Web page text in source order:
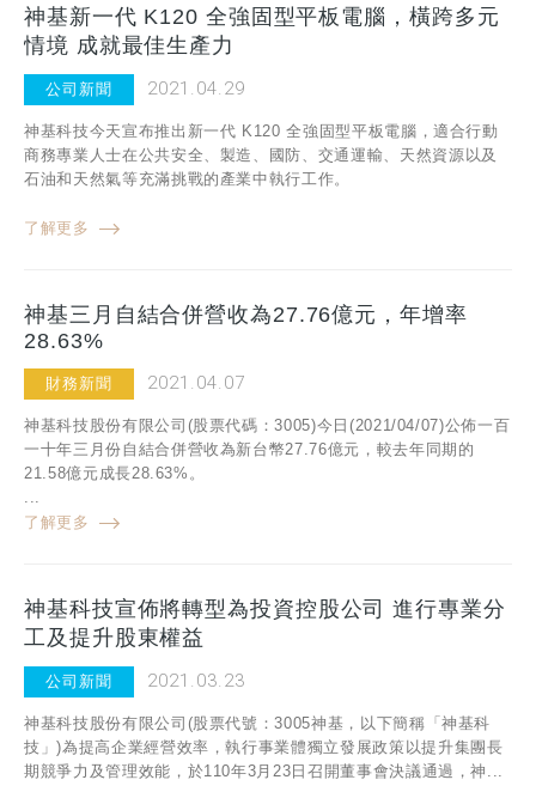
神基新一代 K120 全強固型平板電腦，橫跨多元
情境 成就最佳生產力
公司新聞 2021.04.29
神基科技今天宣布推出新一代 K120 全強固型平板電腦，適合行動
商務專業人士在公共安全、製造、國防、交通運輸、天然資源以及
石油和天然氣等充滿挑戰的產業中執行工作。
了解更多
神基三月自結合併營收為27.76億元，年增率
28.63%
財務新聞 2021.04.07
神基科技股份有限公司(股票代碼：3005)今日(2021/04/07)公佈一百
一十年三月份自結合併營收為新台幣27.76億元，較去年同期的
21.58億元成長28.63%。
...
了解更多
神基科技宣佈將轉型為投資控股公司 進行專業分
工及提升股東權益
公司新聞 2021.03.23
神基科技股份有限公司(股票代號：3005神基，以下簡稱「神基科
技」)為提高企業經營效率，執行事業體獨立發展政策以提升集團長
期競爭力及管理效能，於110年3月23日召開董事會決議通過，神...